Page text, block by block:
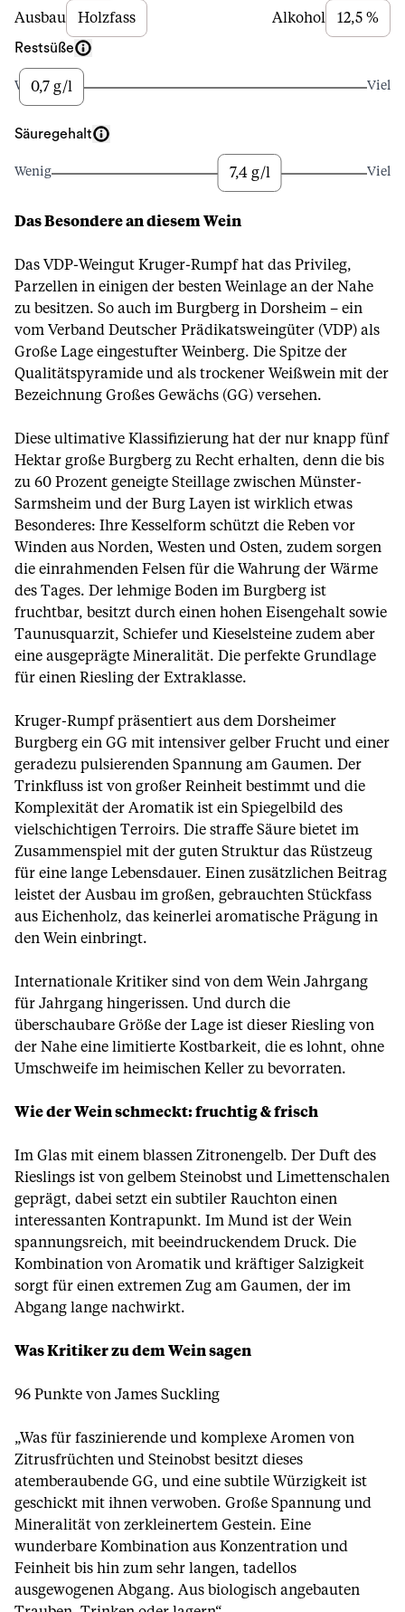
Ausbau Holzfass Alkohol 12,5 %
Restsüße
Wenig0,7 g/l Viel
Säuregehalt
Wenig 7,4 g/l Viel
Das Besondere an diesem Wein
Das VDP-Weingut Kruger-Rumpf hat das Privileg,
Parzellen in einigen der besten Weinlage an der Nahe
zu besitzen. So auch im Burgberg in Dorsheim – ein
vom Verband Deutscher Prädikatsweingüter (VDP) als
Große Lage eingestufter Weinberg. Die Spitze der
Qualitätspyramide und als trockener Weißwein mit der
Bezeichnung Großes Gewächs (GG) versehen.
Diese ultimative Klassifizierung hat der nur knapp fünf
Hektar große Burgberg zu Recht erhalten, denn die bis
zu 60 Prozent geneigte Steillage zwischen Münster-
Sarmsheim und der Burg Layen ist wirklich etwas
Besonderes: Ihre Kesselform schützt die Reben vor
Winden aus Norden, Westen und Osten, zudem sorgen
die einrahmenden Felsen für die Wahrung der Wärme
des Tages. Der lehmige Boden im Burgberg ist
fruchtbar, besitzt durch einen hohen Eisengehalt sowie
Taunusquarzit, Schiefer und Kieselsteine zudem aber
eine ausgeprägte Mineralität. Die perfekte Grundlage
für einen Riesling der Extraklasse.
Kruger-Rumpf präsentiert aus dem Dorsheimer
Burgberg ein GG mit intensiver gelber Frucht und einer
geradezu pulsierenden Spannung am Gaumen. Der
Trinkfluss ist von großer Reinheit bestimmt und die
Komplexität der Aromatik ist ein Spiegelbild des
vielschichtigen Terroirs. Die straffe Säure bietet im
Zusammenspiel mit der guten Struktur das Rüstzeug
für eine lange Lebensdauer. Einen zusätzlichen Beitrag
leistet der Ausbau im großen, gebrauchten Stückfass
aus Eichenholz, das keinerlei aromatische Prägung in
den Wein einbringt.
Internationale Kritiker sind von dem Wein Jahrgang
für Jahrgang hingerissen. Und durch die
überschaubare Größe der Lage ist dieser Riesling von
der Nahe eine limitierte Kostbarkeit, die es lohnt, ohne
Umschweife im heimischen Keller zu bevorraten.
Wie der Wein schmeckt: fruchtig & frisch
Im Glas mit einem blassen Zitronengelb. Der Duft des
Rieslings ist von gelbem Steinobst und Limettenschalen
geprägt, dabei setzt ein subtiler Rauchton einen
interessanten Kontrapunkt. Im Mund ist der Wein
spannungsreich, mit beeindruckendem Druck. Die
Kombination von Aromatik und kräftiger Salzigkeit
sorgt für einen extremen Zug am Gaumen, der im
Abgang lange nachwirkt.
Was Kritiker zu dem Wein sagen
96 Punkte von James Suckling
„Was für faszinierende und komplexe Aromen von
Zitrusfrüchten und Steinobst besitzt dieses
atemberaubende GG, und eine subtile Würzigkeit ist
geschickt mit ihnen verwoben. Große Spannung und
Mineralität von zerkleinertem Gestein. Eine
wunderbare Kombination aus Konzentration und
Feinheit bis hin zum sehr langen, tadellos
ausgewogenen Abgang. Aus biologisch angebauten